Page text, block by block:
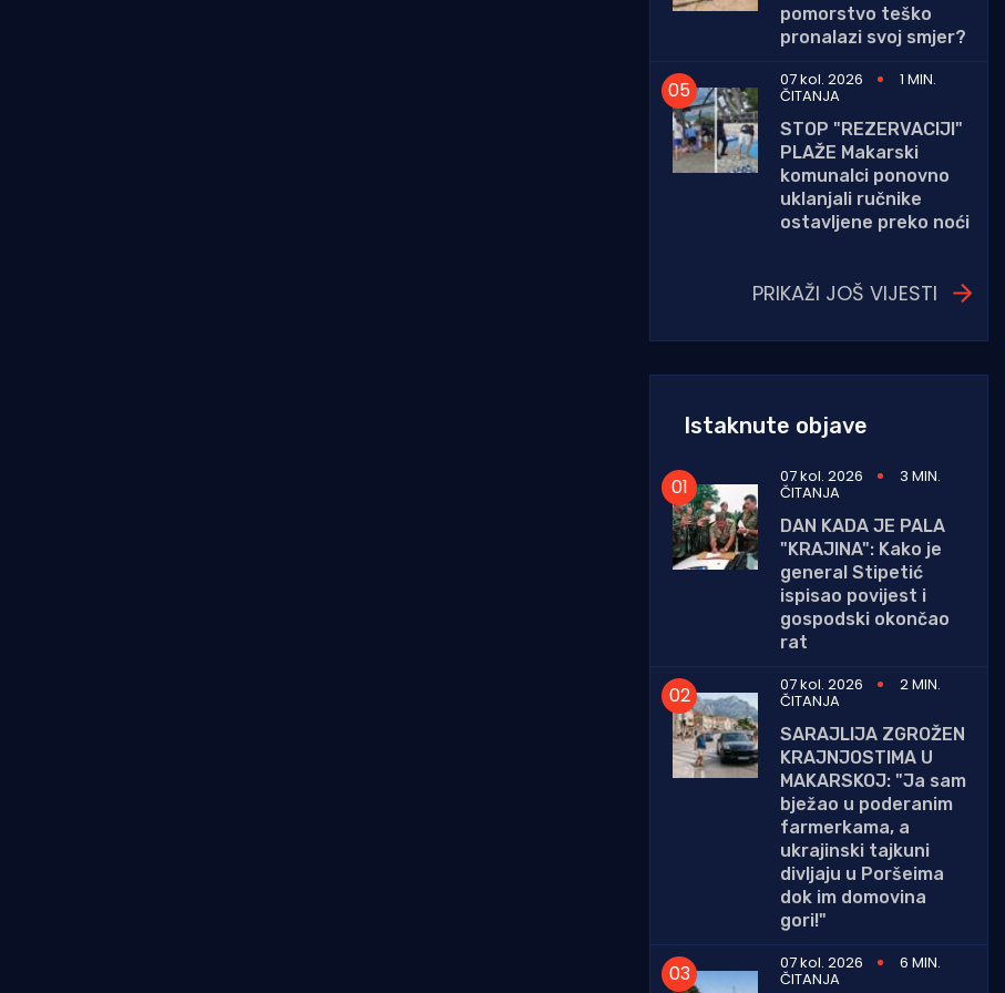
pomorstvo teško
pronalazi svoj smjer?
07 kol. 2026
1 MIN.
ČITANJA
STOP "REZERVACIJI"
PLAŽE Makarski
komunalci ponovno
uklanjali ručnike
ostavljene preko noći
PRIKAŽI JOŠ VIJESTI
Istaknute objave
07 kol. 2026 3 MIN.
ČITANJA
DAN KADA JE PALA
"KRAJINA": Kako je
general Stipetić
ispisao povijest i
gospodski okončao
rat
07 kol. 2026
2 MIN.
ČITANJA
SARAJLIJA ZGROŽEN
KRAJNJOSTIMA U
MAKARSKOJ: "Ja sam
bježao u poderanim
farmerkama, a
ukrajinski tajkuni
divljaju u Poršeima
dok im domovina
gori!"
07 kol. 2026
6 MIN.
ČITANJA